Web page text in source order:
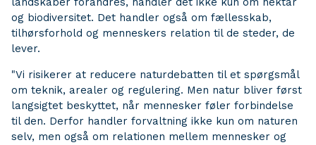
og biodiversitet. Det handler også om fællesskab,
tilhørsforhold og menneskers relation til de steder, de
lever.
"Vi risikerer at reducere naturdebatten til et spørgsmål
om teknik, arealer og regulering. Men natur bliver først
langsigtet beskyttet, når mennesker føler forbindelse
til den. Derfor handler forvaltning ikke kun om naturen
selv, men også om relationen mellem mennesker og